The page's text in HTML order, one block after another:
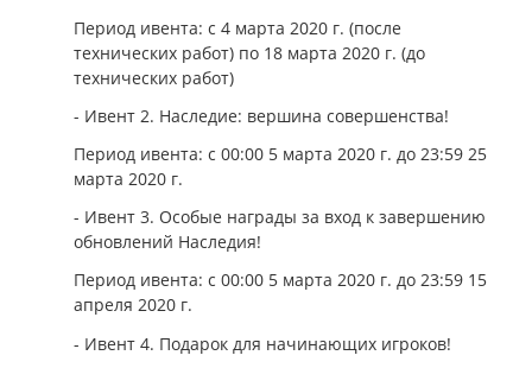
Период ивента: с 4 марта 2020 г. (после
технических работ) по 18 марта 2020 г. (до
технических работ)
- Ивент 2. Наследие: вершина совершенства!
Период ивента: с 00:00 5 марта 2020 г. до 23:59 25
марта 2020 г.
- Ивент 3. Особые награды за вход к завершению
обновлений Наследия!
Период ивента: с 00:00 5 марта 2020 г. до 23:59 15
апреля 2020 г.
- Ивент 4. Подарок для начинающих игроков!